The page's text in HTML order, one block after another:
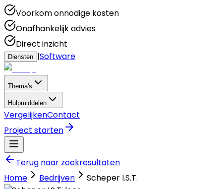
Voorkom onnodige kosten
Onafhankelijk advies
Direct inzicht
Diensten |Software
Thema's
Hulpmiddelen
VergelijkenContact
Project starten
Terug naar zoekresultaten
Home
Bedrijven Scheper I.S.T.